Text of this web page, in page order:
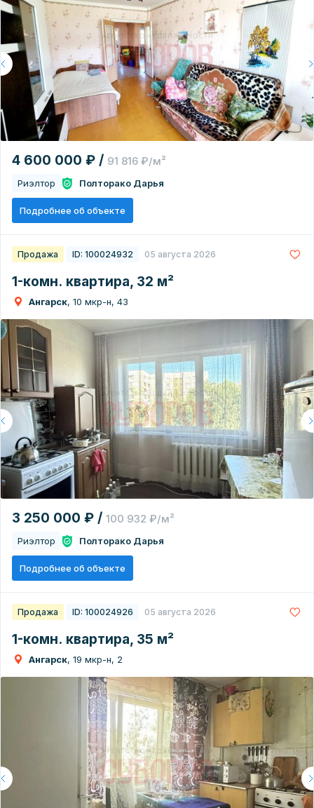
4 600 000 ₽ / 91 816 ₽/м²
Риэлтор Полторако Дарья
Подробнее об объекте
Продажа ID: 100024932 05 августа 2026
1-комн. квартира, 32 м²
Ангарск, 10 мкр-н, 43
3 250 000 ₽ / 100 932 ₽/м²
Риэлтор Полторако Дарья
Подробнее об объекте
Продажа ID: 100024926 05 августа 2026
1-комн. квартира, 35 м²
Ангарск, 19 мкр-н, 2